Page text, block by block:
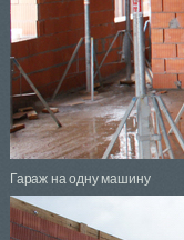
Гараж на одну машину